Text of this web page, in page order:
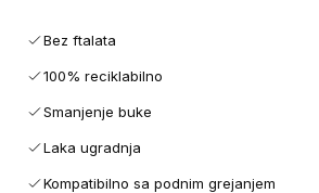
Bez ftalata
100% reciklabilno
Smanjenje buke
Laka ugradnja
Kompatibilno sa podnim grejanjem